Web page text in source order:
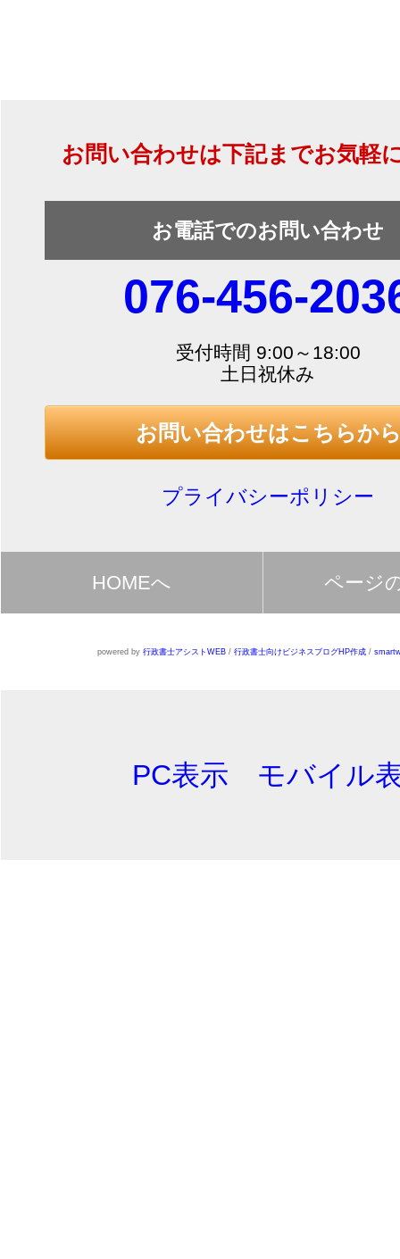
お問い合わせは下記までお気軽
お電話でのお問い合わせ
076-456-
受付時間 9:00～18:00
土日祝休み
お問い合わせはこちらか
プライバシーポリシー
HOMEへ ページ
powered by 行政書士アシストWEB/ 行政書士向けビジネスブログHP作成/
PC表示 モバイル